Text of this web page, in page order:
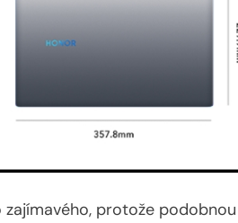
protože podobnou